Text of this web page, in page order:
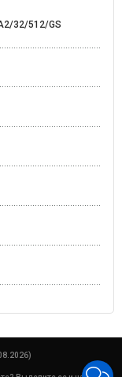
32/512/GS